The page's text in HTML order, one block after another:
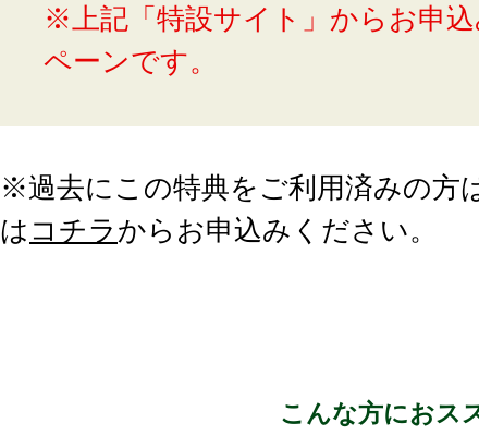
※上記「特設サイト」からお申
ペーンです。
※過去にこの特典をご利用済みの方
は コチラ からお申込みください。
こんな方におス